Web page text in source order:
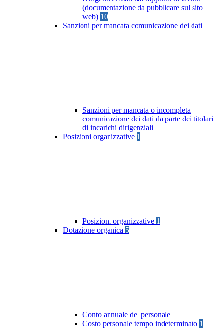
(documentazione da pubblicare sul sito
web) 10
Sanzioni per mancata comunicazione dei dati
Sanzioni per mancata o incompleta
comunicazione dei dati da parte dei titolari
di incarichi dirigenziali
Posizioni organizzative 1
Posizioni organizzative 1
Dotazione organica 5
Conto annuale del personale
Costo personale tempo indeterminato 1